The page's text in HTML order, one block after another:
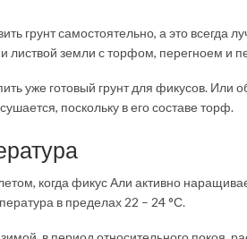
грунт самостоятельно, а это
листвой земли с торфом, перегноем и
уже готовый грунт для фикусов. Или
поскольку в его составе торф.
когда фикус Али активно
в пределах 22 – 24 °С.